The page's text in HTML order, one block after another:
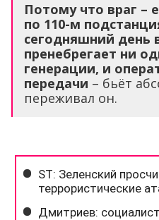
Потому что враг –
по 110-м
сегодняшний день
пренебрегает ни
генерации, и
передачи – бьёт
переживал он.